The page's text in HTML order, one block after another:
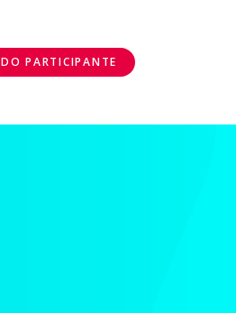
PARTICIPANTE